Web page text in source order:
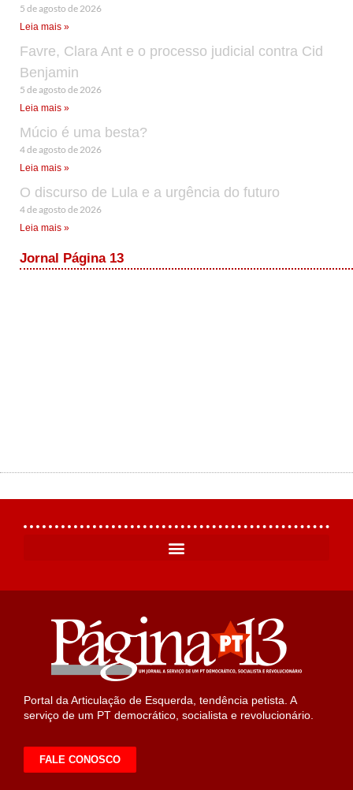
5 de agosto de 2026
Leia mais »
Favre, Clara Ant e o processo judicial contra Cid
Benjamin
5 de agosto de 2026
Leia mais »
Múcio é uma besta?
4 de agosto de 2026
Leia mais »
O discurso de Lula e a urgência do futuro
4 de agosto de 2026
Leia mais »
Jornal Página 13
Portal da Articulação de Esquerda, tendência petista. A
serviço de um PT democrático, socialista e revolucionário.
FALE CONOSCO